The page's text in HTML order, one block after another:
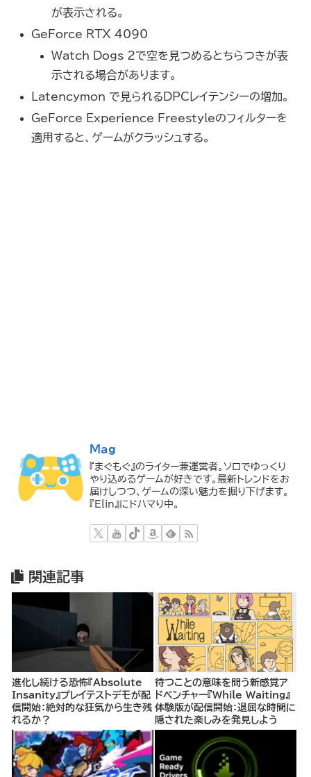
が表示される。
GeForce RTX 4090
Watch Dogs 2で空を見つめるとちらつきが表
示される場合があります。
Latencymon で見られるDPCレイテンシーの増加。
GeForce Experience Freestyleのフィルターを
適用すると、ゲームがクラッシュする。
Mag
『まぐもぐ』のライター兼運営者。ソロでゆっくり
やり込めるゲームが好きです。最新トレンドをお
届けしつつ、ゲームの深い魅力を掘り下げます。
『Elin』にドハマり中。
関連記事
進化し続ける恐怖『Absolute
Insanity』プレイテストデモが配
信開始：絶対的な狂気から生き残
れるか？
待つことの意味を問う新感覚ア
ドベンチャー『While Waiting』
体験版が配信開始：退屈な時間に
隠された楽しみを発見しよう